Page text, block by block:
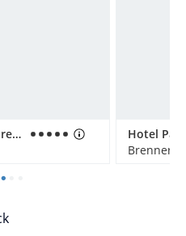
Feuerstein Nature Family Resort
Hotel
Brenner,